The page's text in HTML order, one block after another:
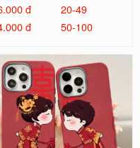
đ
20-49
đ
50-100